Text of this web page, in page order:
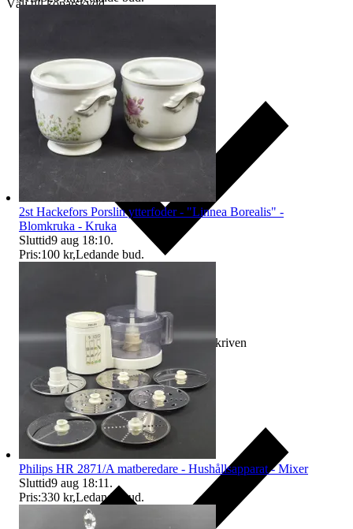
Välj till köparskydd
Ersättning om varan inte är som beskriven
2st Hackefors Porslin ytterfoder - "Linnea Borealis" -
Blomkruka - Kruka
Sluttid9 aug 18:10.
Pris:100 kr,Ledande bud.
Philips HR 2871/A matberedare - Hushållsapparat - Mixer
Sluttid9 aug 18:11 .
Pris:330 kr,Ledande bud.